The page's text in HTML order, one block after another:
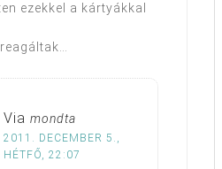
ezekkel a kártyákkal
Via mondta
2011. DECEMBER 5.,
HÉTFŐ, 22:07